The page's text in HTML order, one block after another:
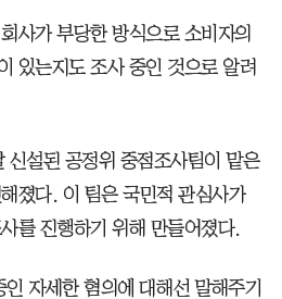
사가 부당한 방식으로 소비자의
있는지도 조사 중인 것으로 알려
설된 공정위 중점조사팀이 맡은
졌다. 이 팀은 국민적 관심사가
를 진행하기 위해 만들어졌다.
자세한 혐의에 대해선 말해주기